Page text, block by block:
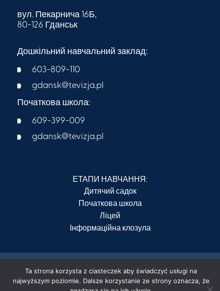
вул. Пекарнича 16Б,
80-126 Гданськ
Дошкільний навчальний заклад:
603-809-110
gdansk@tevizja.pl
Початкова школа:
609-399-009​
gdansk@tevizja.pl
ЕТАПИ НАВЧАННЯ:
Дитячий садок
Початкова школа
Ліцей
Інформаційна клозула
2026 Просвітницьке товариство TE Vizja
Ta strona korzysta z ciasteczek aby świadczyć usługi na
najwyższym poziomie. Dalsze korzystanie ze strony oznacza, że